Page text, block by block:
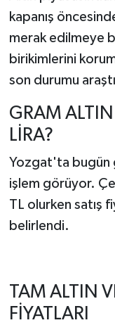
kapanış
merak edilmeye
birikimlerini
son durumu
GRAM ALTIN
LİRA?
Yozgat'ta bugün
işlem görüyor.
TL olurken satış
belirlendi.
TAM ALTIN
FİYATLARI